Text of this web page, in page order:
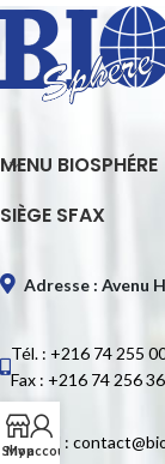
MENU BIOSPHÉRE
SIÈGE SFAX
Adresse : Avenu
Tél. : +216 74 255
Fax : +216 74 256
E-mail :
Shop
My account